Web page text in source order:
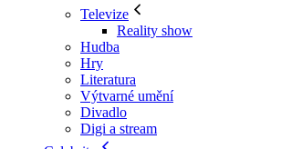
Televize
Reality show
Hudba
Hry
Literatura
Výtvarné umění
Divadlo
Digi a stream